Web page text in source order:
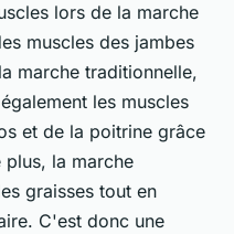
lors de la marche
muscles des jambes
marche traditionnelle,
les muscles
et de la poitrine grâce
la marche
graisses tout en
C'est donc une